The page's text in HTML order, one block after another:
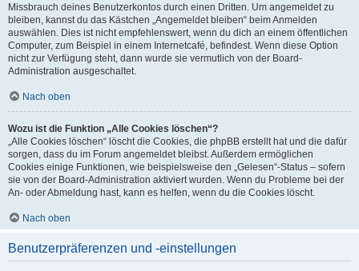
Missbrauch deines Benutzerkontos durch einen Dritten. Um angemeldet zu
bleiben, kannst du das Kästchen „Angemeldet bleiben“ beim Anmelden
auswählen. Dies ist nicht empfehlenswert, wenn du dich an einem öffentlichen
Computer, zum Beispiel in einem Internetcafé, befindest. Wenn diese Option
nicht zur Verfügung steht, dann wurde sie vermutlich von der Board-
Administration ausgeschaltet.
Nach oben
Wozu ist die Funktion „Alle Cookies löschen“?
„Alle Cookies löschen“ löscht die Cookies, die phpBB erstellt hat und die dafür
sorgen, dass du im Forum angemeldet bleibst. Außerdem ermöglichen
Cookies einige Funktionen, wie beispielsweise den „Gelesen“-Status – sofern
sie von der Board-Administration aktiviert wurden. Wenn du Probleme bei der
An- oder Abmeldung hast, kann es helfen, wenn du die Cookies löscht.
Nach oben
Benutzerpräferenzen und -einstellungen